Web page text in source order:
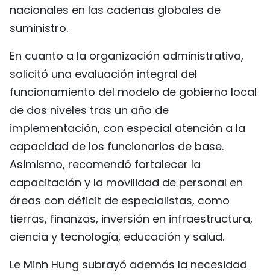
nacionales en las cadenas globales de
suministro.
En cuanto a la organización administrativa,
solicitó una evaluación integral del
funcionamiento del modelo de gobierno local
de dos niveles tras un año de
implementación, con especial atención a la
capacidad de los funcionarios de base.
Asimismo, recomendó fortalecer la
capacitación y la movilidad de personal en
áreas con déficit de especialistas, como
tierras, finanzas, inversión en infraestructura,
ciencia y tecnología, educación y salud.
Le Minh Hung subrayó además la necesidad